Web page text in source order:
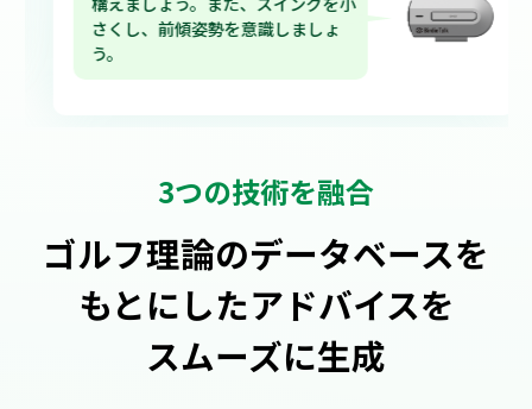
くし、前傾姿勢を意識しましょ
3つの技術を融合
ゴルフ理論のデータベースを
もとにしたアドバイスを
スムーズに生成